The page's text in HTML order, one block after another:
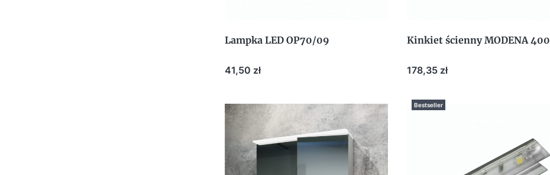
Lampka LED OP70/09
Cena
41,50 zł
Kinkiet ścienny MODENA 400
Cena
178,35 zł
Bestseller